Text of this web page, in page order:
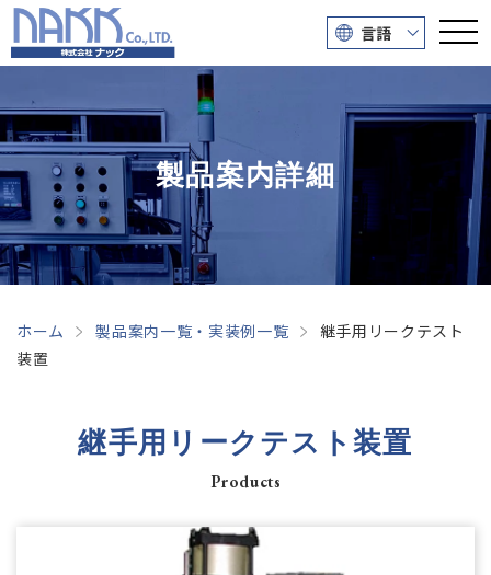
言語
製品案内詳細
ホーム 製品案内一覧・実装例一覧
継手用リークテスト
装置
継手用リークテスト装置
Products